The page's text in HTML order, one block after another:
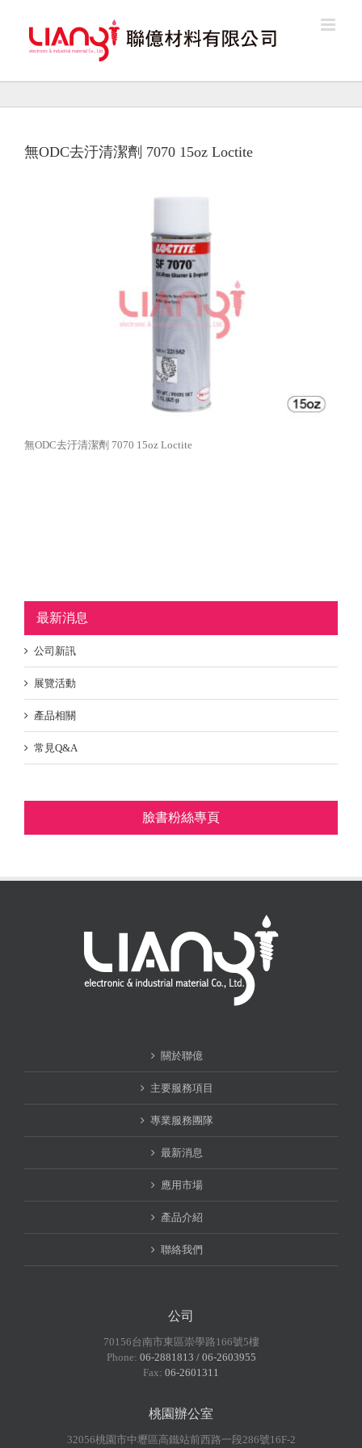
content
無ODC去汙清潔劑 7070 15oz Loctite
無ODC去汙清潔劑 7070 15oz Loctite
最新消息
公司新訊
展覽活動
產品相關
常見Q&A
臉書粉絲專頁
關於聯億
主要服務項目
專業服務團隊
最新消息
應用市場
產品介紹
聯絡我們
公司
70156台南市東區崇學路166號5樓
Phone: 06-2881813 / 06-2603955
Fax: 06-2601311
桃園辦公室
32056桃園市中壢區高鐵站前西路一段286號16F-2